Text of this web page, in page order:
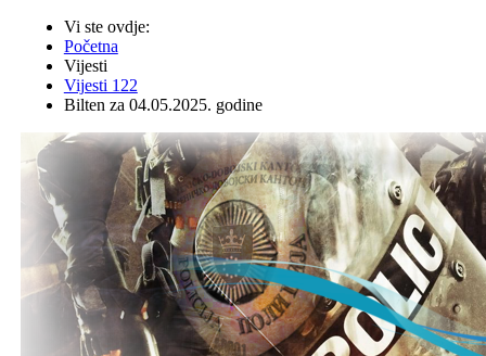
Vi ste ovdje:
Početna
Vijesti
Vijesti 122
Bilten za 04.05.2025. godine